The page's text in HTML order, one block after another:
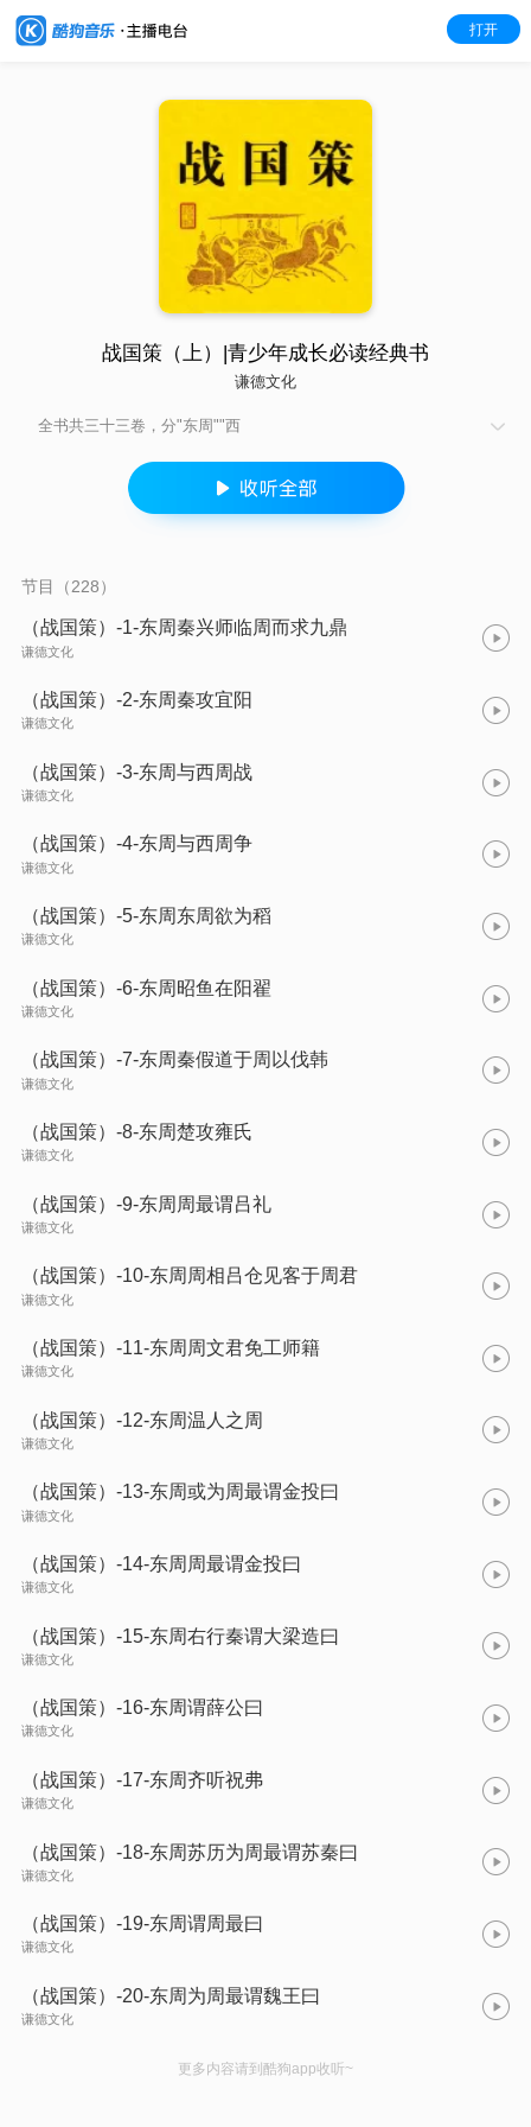
打开
战国策（上）|青少年成长必读经典书
谦德文化
全书共三十三卷，分"东周""西
主要记述了上起公元前490年智伯灭范氏，下至前221年高渐离以
筑击秦始皇共245年间，战国时期的纵横家(游说之士)的政治主张
和策略，或者说记录了战国时纵横家游说各国的活动和说辞及其
节目（228）
（战国策）-1-东周秦兴师临周而求九鼎
谦德文化
（战国策）-2-东周秦攻宜阳
谦德文化
（战国策）-3-东周与西周战
谦德文化
（战国策）-4-东周与西周争
谦德文化
（战国策）-5-东周东周欲为稻
谦德文化
（战国策）-6-东周昭鱼在阳翟
谦德文化
（战国策）-7-东周秦假道于周以伐韩
谦德文化
（战国策）-8-东周楚攻雍氏
谦德文化
（战国策）-9-东周周最谓吕礼
谦德文化
（战国策）-10-东周周相吕仓见客于周君
谦德文化
（战国策）-11-东周周文君免工师籍
谦德文化
（战国策）-12-东周温人之周
谦德文化
（战国策）-13-东周或为周最谓金投曰
谦德文化
（战国策）-14-东周周最谓金投曰
谦德文化
（战国策）-15-东周右行秦谓大梁造曰
谦德文化
（战国策）-16-东周谓薛公曰
谦德文化
（战国策）-17-东周齐听祝弗
谦德文化
（战国策）-18-东周苏历为周最谓苏秦曰
谦德文化
（战国策）-19-东周谓周最曰
谦德文化
（战国策）-20-东周为周最谓魏王曰
谦德文化
更多内容请到酷狗app收听~